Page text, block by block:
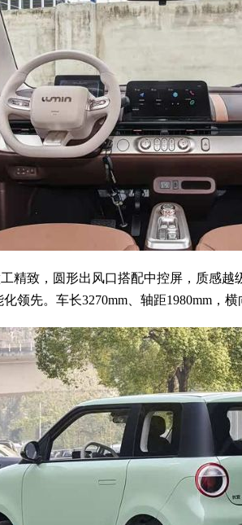
精致，圆形出风口搭配中控屏，质感越
领先。车长3270mm、轴距1980mm，